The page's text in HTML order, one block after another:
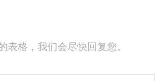
表格，我们会尽快回复您。